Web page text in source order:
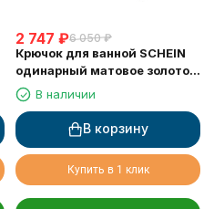
2 747 ₽6 050 ₽
Крючок для ванной SCHEIN
одинарный матовое золото
(9311BG)
В наличии
В корзину
Купить в 1 клик